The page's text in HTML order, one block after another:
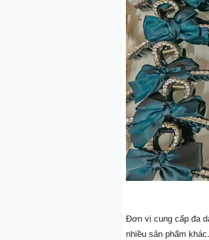
Đơn vị cung cấp đa
nhiều sản phẩm